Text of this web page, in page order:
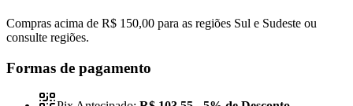
Compras acima de R$ 150,00 para as regiões Sul e Sudeste ou
consulte regiões.
Formas de pagamento